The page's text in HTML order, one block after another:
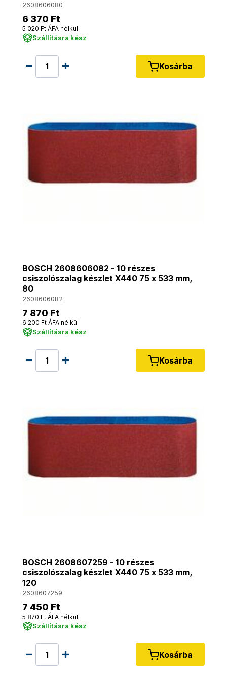
2608606080
6 370 Ft
5 020 Ft ÁFA nélkül
Szállításra kész
Kosárba
BOSCH 2608606082 - 10 részes
csiszolószalag készlet X440 75 x 533 mm,
80
2608606082
7 870 Ft
6 200 Ft ÁFA nélkül
Szállításra kész
Kosárba
BOSCH 2608607259 - 10 részes
csiszolószalag készlet X440 75 x 533 mm,
120
2608607259
7 450 Ft
5 870 Ft ÁFA nélkül
Szállításra kész
Kosárba